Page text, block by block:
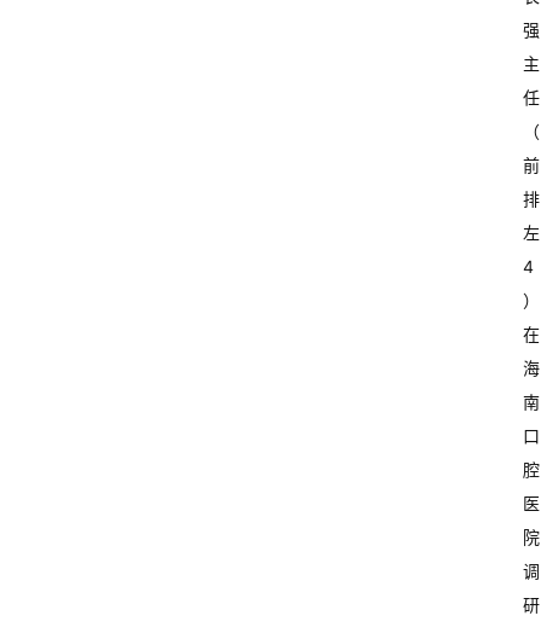
强
主
任
（
前
排
左
4
）
在
海
南
口
腔
医
院
调
研